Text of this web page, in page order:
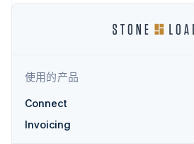
初创企业注册
Climate
游戏
保险
API 状态
成为合作伙伴
使用的产品
Connect
Invoicing